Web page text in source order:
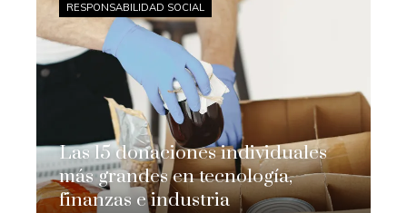
RESPONSABILIDAD SOCIAL
Las 15 donaciones individuales
más grandes en tecnología,
finanzas e industria